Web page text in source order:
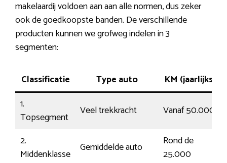
makelaardij voldoen aan aan alle normen, dus zeker
ook de goedkoopste banden. De verschillende
producten kunnen we grofweg indelen in 3
segmenten:
Classificatie Type auto
KM (jaarlijks)
1.
Topsegment
Veel trekkracht Vanaf 50.000
2.
Middenklasse
Gemiddelde auto
Rond de
25.000